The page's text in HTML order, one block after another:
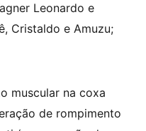
Leonardo e
Cristaldo e Amuzu;
muscular na coxa
de rompimento